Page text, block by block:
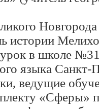
истории
в школе
языка Санкт-
ведущие
«Сферы»